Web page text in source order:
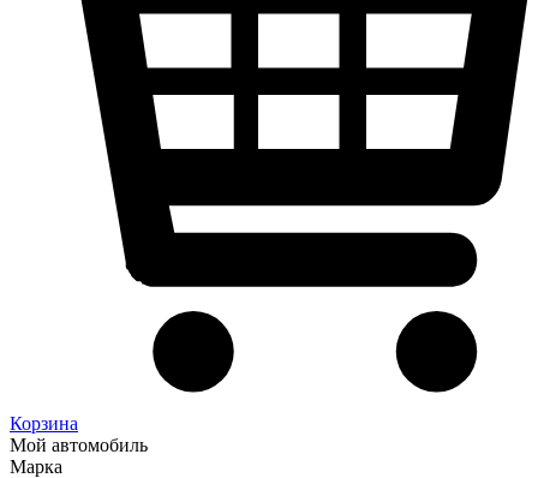
Корзина
Мой автомобиль
Марка